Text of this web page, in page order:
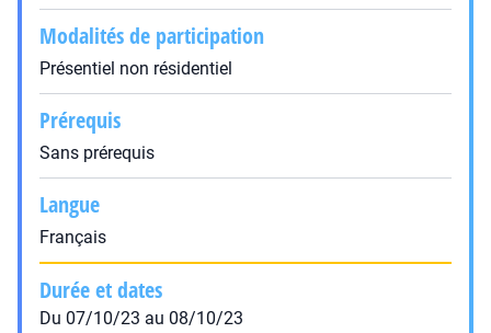
Modalités de participation
Présentiel non résidentiel
Prérequis
Sans prérequis
Langue
Français
Durée et dates
Du 07/10/23 au 08/10/23